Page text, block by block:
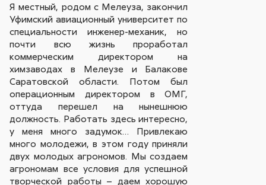
Я местный, родом с Мелеуза, закончил
Уфимский авиационный университет по
специальности инженер-механик, но
почти всю жизнь проработал
коммерческим директором на
химзаводах в Мелеузе и Балакове
Саратовской области. Потом был
операционным директором в ОМГ,
оттуда перешел на нынешнюю
должность. Работать здесь интересно,
у меня много задумок… Привлекаю
много молодежи, в этом году приняли
двух молодых агрономов. Мы создаем
агрономам все условия для успешной
творческой работы – даем хорошую